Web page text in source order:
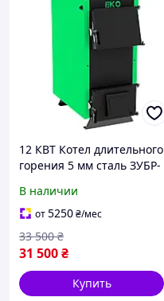
12 КВТ Котел длительного
горения 5 мм сталь ЗУБР-
В наличии
от5250₴/мес
31 500₴
33 500 ₴
Купить